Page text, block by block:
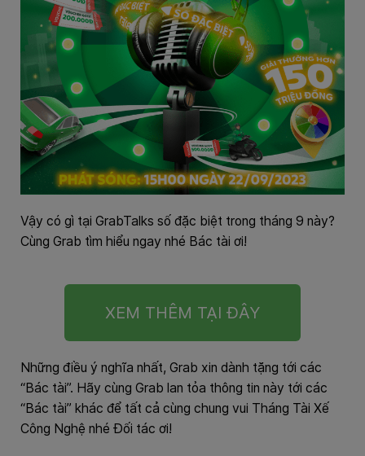
Vậy có gì tại GrabTalks số đặc biệt trong tháng 9 này?
Cùng Grab tìm hiểu ngay nhé Bác tài ơi!
XEM THÊM TẠI ĐÂY
Những điều ý nghĩa nhất, Grab xin dành tặng tới các
“Bác tài”. Hãy cùng Grab lan tỏa thông tin này tới các
“Bác tài” khác để tất cả cùng chung vui Tháng Tài Xế
Công Nghệ nhé Đối tác ơi!